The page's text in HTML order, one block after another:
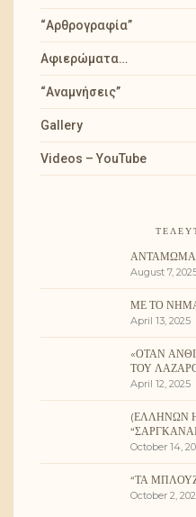
“Αρθρογραφία”
Αφιερώματα…
“Αναμνήσεις”
Gallery
Videos – YouTube
ΑΝΤΆΜΩΜΑ
August 7,
ΜΕ ΤΟ
April 13, 2025
«ΌΤΑΝ
ΤΟΥ
April 12, 2025
(ΕΛΛΉΝΩΝ
October 14,
“ΤΑ
October 2,